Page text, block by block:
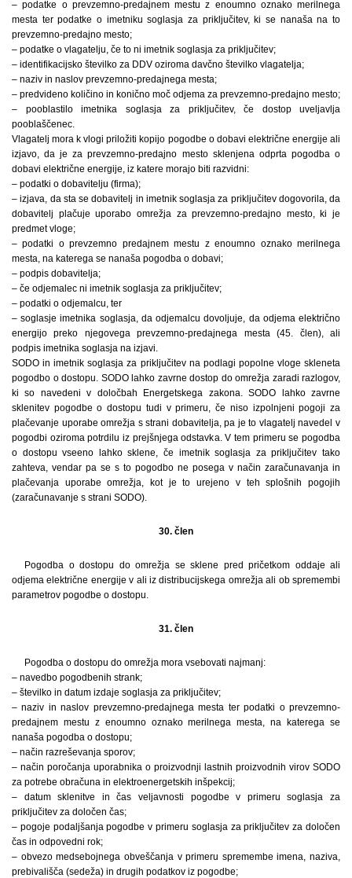
– podatke o prevzemno-predajnem mestu z enoumno oznako merilnega
mesta ter podatke o imetniku soglasja za priključitev, ki se nanaša na to
prevzemno-predajno mesto;
– podatke o vlagatelju, če to ni imetnik soglasja za priključitev;
– identifikacijsko številko za DDV oziroma davčno številko vlagatelja;
– naziv in naslov prevzemno-predajnega mesta;
– predvideno količino in konično moč odjema za prevzemno-predajno mesto;
– pooblastilo imetnika soglasja za priključitev, če dostop uveljavlja
pooblaščenec.
Vlagatelj mora k vlogi priložiti kopijo pogodbe o dobavi električne energije ali
izjavo, da je za prevzemno-predajno mesto sklenjena odprta pogodba o
dobavi električne energije, iz katere morajo biti razvidni:
– podatki o dobavitelju (firma);
– izjava, da sta se dobavitelj in imetnik soglasja za priključitev dogovorila, da
dobavitelj plačuje uporabo omrežja za prevzemno-predajno mesto, ki je
predmet vloge;
– podatki o prevzemno predajnem mestu z enoumno oznako merilnega
mesta, na katerega se nanaša pogodba o dobavi;
– podpis dobavitelja;
– če odjemalec ni imetnik soglasja za priključitev;
– podatki o odjemalcu, ter
– soglasje imetnika soglasja, da odjemalcu dovoljuje, da odjema električno
energijo preko njegovega prevzemno-predajnega mesta (45. člen), ali
podpis imetnika soglasja na izjavi.
SODO in imetnik soglasja za priključitev na podlagi popolne vloge skleneta
pogodbo o dostopu. SODO lahko zavrne dostop do omrežja zaradi razlogov,
ki so navedeni v določbah Energetskega zakona. SODO lahko zavrne
sklenitev pogodbe o dostopu tudi v primeru, če niso izpolnjeni pogoji za
plačevanje uporabe omrežja s strani dobavitelja, pa je to vlagatelj navedel v
pogodbi oziroma potrdilu iz prejšnjega odstavka. V tem primeru se pogodba
o dostopu vseeno lahko sklene, če imetnik soglasja za priključitev tako
zahteva, vendar pa se s to pogodbo ne posega v način zaračunavanja in
plačevanja uporabe omrežja, kot je to urejeno v teh splošnih pogojih
(zaračunavanje s strani SODO).
30. člen
Pogodba o dostopu do omrežja se sklene pred pričetkom oddaje ali
odjema električne energije v ali iz distribucijskega omrežja ali ob spremembi
parametrov pogodbe o dostopu.
31. člen
Pogodba o dostopu do omrežja mora vsebovati najmanj:
– navedbo pogodbenih strank;
– številko in datum izdaje soglasja za priključitev;
– naziv in naslov prevzemno-predajnega mesta ter podatki o prevzemno-
predajnem mestu z enoumno oznako merilnega mesta, na katerega se
nanaša pogodba o dostopu;
– način razreševanja sporov;
– način poročanja uporabnika o proizvodnji lastnih proizvodnih virov SODO
za potrebe obračuna in elektroenergetskih inšpekcij;
– datum sklenitve in čas veljavnosti pogodbe v primeru soglasja za
priključitev za določen čas;
– pogoje podaljšanja pogodbe v primeru soglasja za priključitev za določen
čas in odpovedni rok;
– obvezo medsebojnega obveščanja v primeru spremembe imena, naziva,
prebivališča (sedeža) in drugih podatkov iz pogodbe;